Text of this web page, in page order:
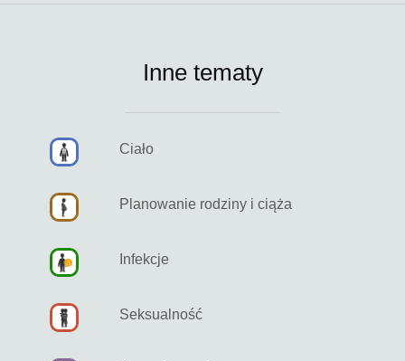
Inne tematy
Ciało
Planowanie rodziny i ciąża
Infekcje
Seksualność